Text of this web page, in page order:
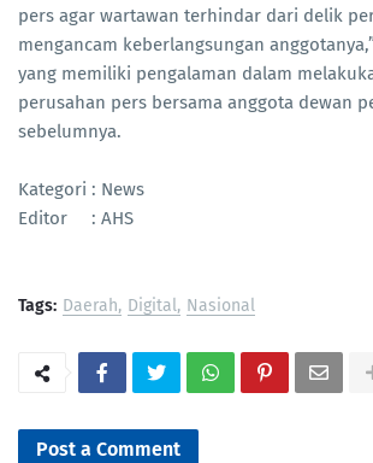
pers agar wartawan terhindar dari delik
mengancam keberlangsungan
yang memiliki pengalaman dalam
perusahan pers bersama anggota dewan
sebelumnya.
Kategori : News
Editor : AHS
Tags: Daerah Digital Nasional
Post a Comment